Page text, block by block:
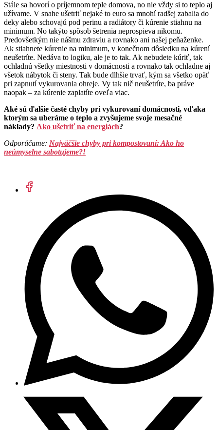
Stále sa hovorí o príjemnom teple domova, no nie vždy si to teplo aj
užívame. V snahe ušetriť nejaké to euro sa mnohí radšej zabalia do
deky alebo schovajú pod perinu a radiátory či kúrenie stiahnu na
minimum. No takýto spôsob šetrenia neprospieva nikomu.
Predovšetkým nie nášmu zdraviu a rovnako ani našej peňaženke.
Ak stiahnete kúrenie na minimum, v konečnom dôsledku na kúrení
neušetríte. Nedáva to logiku, ale je to tak. Ak nebudete kúriť, tak
ochladnú všetky miestnosti v domácnosti a rovnako tak ochladne aj
všetok nábytok či steny. Tak bude dlhšie trvať, kým sa všetko opäť
pri zapnutí vykurovania ohreje. Vy tak nič neušetríte, ba práve
naopak – za kúrenie zaplatíte oveľa viac.
Aké sú ďalšie časté chyby pri vykurovaní domácnosti, vďaka
ktorým sa uberáme o teplo a zvyšujeme svoje mesačné
náklady? Ako ušetriť na energiách?
Odporúčame: Najväčšie chyby pri kompostovaní: Ako ho
neúmyselne sabotujeme?!